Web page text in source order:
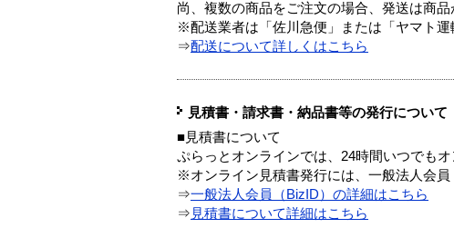
尚、複数の商品をご注文の場合、発送は商
※配送業者は「佐川急便」または「ヤマト
⇒配送について詳しくはこちら
見積書・請求書・納品書等の発行について
■見積書について
ぷらっとオンラインでは、24時間いつでも
※オンライン見積書発行には、一般法人会員
⇒一般法人会員（BizID）の詳細はこちら
⇒ 見積書について詳細はこちら